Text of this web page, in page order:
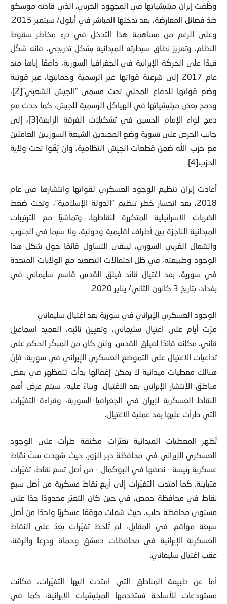
وظّفت إيران ميليشياتها في المجهود الحربي، الذي قادته موسكو
ضدّ فصائل المعارضة، بعد تدخلها المباشر في أيلول/ سبتمبر 2015.
وعلى الرغم من مساهمة هذا التدخل في درء مخاطر سقوط
النظام، وتعزيز نطاق سيطرته الميدانية بشكل تدريجي، فإنه شكّل
قيدًا على الحركة الإيرانية في الجغرافيا السورية، دافعًا إياها منذ
عام 2017 إلى شرعنة قواتها غير الرسمية وحمايتها، عبر قوننة
وضع قواتها للدفاع المحلي تحت مسمى “الجيش الشعبي”[2]،
ودمج بعض ميليشياتها في الهياكل الرسمية للجيش، كما حدث مع
دمج لواء الإمام الحسين في تشكيلات الفرقة الرابعة[3]، إلى
جانب الحرص على تسوية وضع المجندين الشيعة السوريين العاملين
مع حزب الله ضمن قطعات الجيش النظامية، وإن بَقُوا تحت ولاية
الحزب[4].
أعادت إيران تنظيم الوجود العسكري لقواتها وانتشارها في عام
2018، بعد انحسار خطر تنظيم “الدولة الإسلامية”، وتحت ضغط
الضربات الإسرائيلية المتكررة لنقاطها، وتماشيًا مع الترتيبات
الميدانية الناجزة بين أطراف إقليمية ودولية، ولا سيما في الجنوب
والشمال الغربي السوري، ليبقى التساؤل قائمًا حول شكل هذا
الوجود وطبيعته، في ظل احتمالات التصعيد مع الولايات المتحدة
في سورية، بعد اغتيال قائد فيلق القدس قاسم سليماني في
بغداد، بتاريخ 3 كانون الثاني/ يناير 2020.
الوجود العسكري الإيراني في سورية بعد اغتيال سليماني
مرّت أيام على اغتيال سليماني، وتعيين نائبه، العميد إسماعيل
قاني، مكانه قائدًا لفيلق القدس. ولئن كان من المبكّر الحكم على
تداعيات الاغتيال على التموضع العسكري الإيراني في سورية، فإنّ
هنالك معطيات ميدانية لا يمكن إغفالها بدأت تتمظهر في بعض
مناطق الانتشار الإيراني بعد الاغتيال. وبناءً عليه، سيتم عرض أهم
النقاط العسكرية لإيران في الجغرافيا السورية، وقراءة التغيّرات
التي طرأت عليها بعد عملية الاغتيال.
تُظهر المعطيات الميدانية تغيّرات مكثفة طرأت على الوجود
العسكري الإيراني في محافظة دير الزور، حيث شهدت ستّ نقاط
عسكرية رئيسة – نصفها في البوكمال – من أصل تسع نقاط، تغيّرات
متباينة. كما امتدت التغيّرات إلى أربع نقاط عسكرية من أصل سبع
نقاط في محافظة حمص، في حين كان التغيّر محدودًا جدًا على
مستوى محافظة حلب، حيث شملت موقعًا عسكريًا واحدًا من أصل
سبعة مواقع. في المقابل، لم تُلحظ تغيّرات بعدُ على النقاط
العسكرية الإيرانية في محافظات دمشق وحماة ودرعا والرقة،
عقب اغتيال سليماني.
أما عن طبيعة المناطق التي امتدت إليها التغيّرات، فكانت
مستودعات للأسلحة تستخدمها الميليشيات الإيرانية، كما في